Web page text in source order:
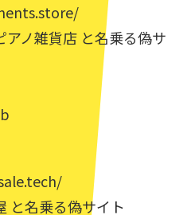
ノ雑貨店 と名乗る偽サ
と名乗る偽サイト